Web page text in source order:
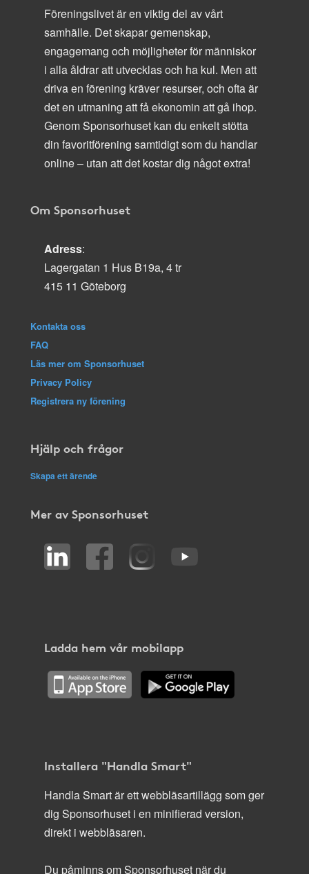
Föreningslivet är en viktig del av vårt
samhälle. Det skapar gemenskap,
engagemang och möjligheter för människor
i alla åldrar att utvecklas och ha kul. Men att
driva en förening kräver resurser, och ofta är
det en utmaning att få ekonomin att gå ihop.
Genom Sponsorhuset kan du enkelt stötta
din favoritförening samtidigt som du handlar
online – utan att det kostar dig något extra!
Om Sponsorhuset
Adress:
Lagergatan 1 Hus B19a, 4 tr
415 11 Göteborg
Kontakta oss
FAQ
Läs mer om Sponsorhuset
Privacy Policy
Registrera ny förening
Hjälp och frågor
Skapa ett ärende
Mer av Sponsorhuset
Ladda hem vår mobilapp
Installera "Handla Smart"
Handla Smart är ett webbläsartillägg som ger
dig Sponsorhuset i en minifierad version,
direkt i webbläsaren.
Du påminns om Sponsorhuset när du